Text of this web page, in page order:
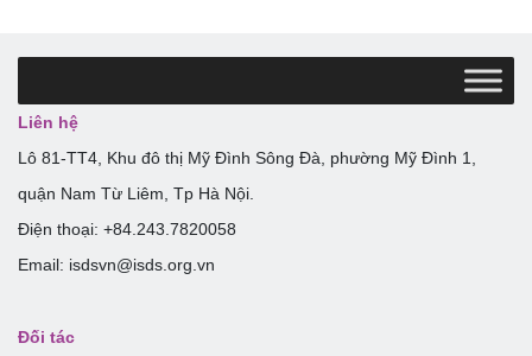
Liên hệ
Lô 81-TT4, Khu đô thị Mỹ Đình Sông Đà, phường Mỹ Đình 1,
quận Nam Từ Liêm, Tp Hà Nội.
Điện thoại: +84.243.7820058
Email: isdsvn@isds.org.vn
Đối tác